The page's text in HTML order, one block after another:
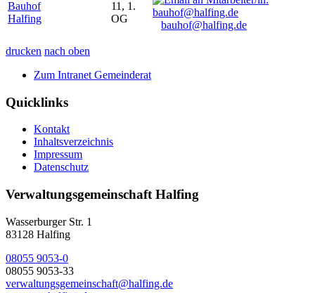
Bauhof
Halfing
11, 1.
OG
bauhof@halfing.de
drucken nach oben
Zum Intranet Gemeinderat
Quicklinks
Kontakt
Inhaltsverzeichnis
Impressum
Datenschutz
Verwaltungsgemeinschaft Halfing
Wasserburger Str. 1
83128 Halfing
08055 9053-0
08055 9053-33
verwaltungsgemeinschaft@halfing.de